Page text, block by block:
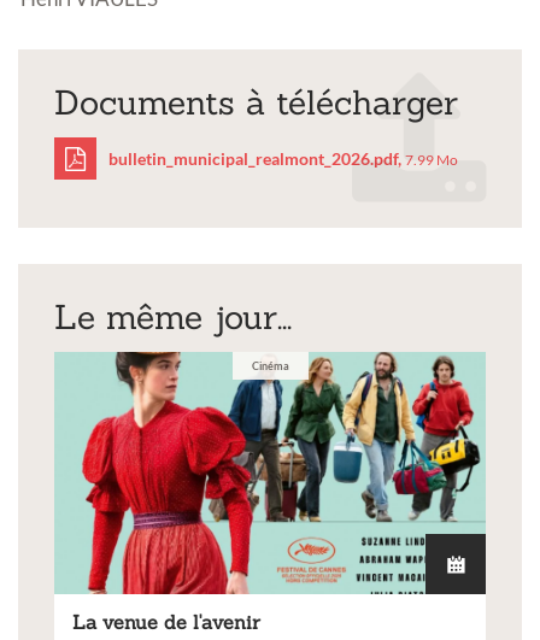
Documents à télécharger
bulletin_municipal_realmont_2026.pdf, 7.99 Mo
Le même jour...
Cinéma
La venue de l'avenir